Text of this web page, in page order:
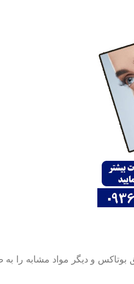
بوتاکس و دیگر مواد مشابه را